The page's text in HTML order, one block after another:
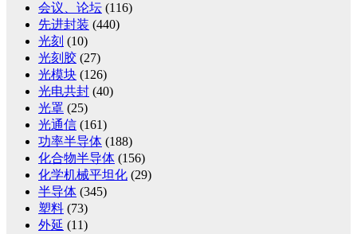
会议、论坛 (116)
先进封装 (440)
光刻 (10)
光刻胶 (27)
光模块 (126)
光电共封 (40)
光罩 (25)
光通信 (161)
功率半导体 (188)
化合物半导体 (156)
化学机械平坦化 (29)
半导体 (345)
塑料 (73)
外延 (11)